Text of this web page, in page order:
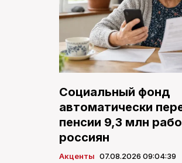
Социальный фонд
автоматически
пенсии 9,3 млн
россиян
Акценты 07.08.2026 09:04:39